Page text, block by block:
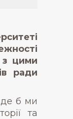
з цими
ради
де б ми
та